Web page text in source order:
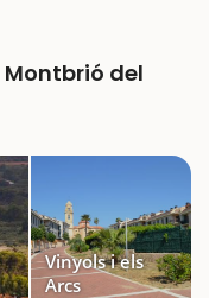
del
Vinyols i els
Arcs